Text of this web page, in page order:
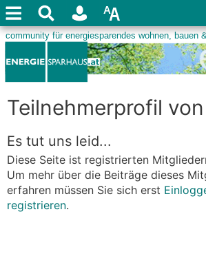
Teilnehmerprofil
Es tut uns leid...
Diese Seite ist registrierten
Um mehr über die Beiträge dieses
erfahren müssen Sie sich erst
registrieren.